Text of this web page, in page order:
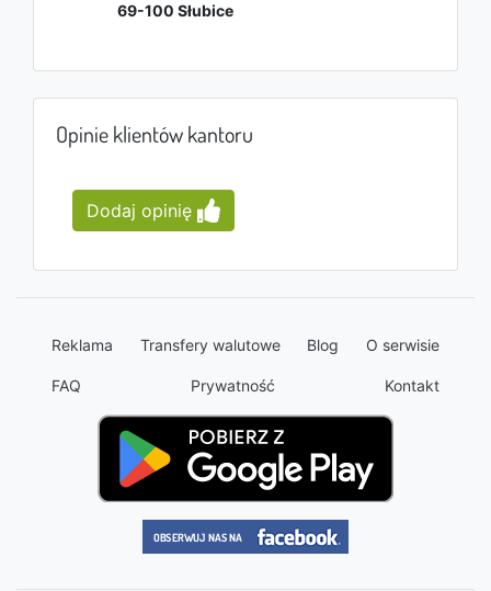
69-100 Słubice
Opinie klientów kantoru
Dodaj opinię
Reklama Transfery walutowe Blog O serwisie
FAQ Prywatność Kontakt